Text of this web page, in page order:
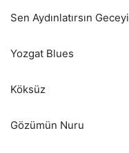
Sen Aydınlatırsın Geceyi
Yozgat Blues
Köksüz
Gözümün Nuru